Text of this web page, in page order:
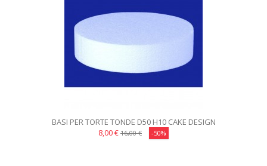
BASI PER TORTE TONDE D50 H10 CAKE DESIGN
8,00 € 16,00 € -50%